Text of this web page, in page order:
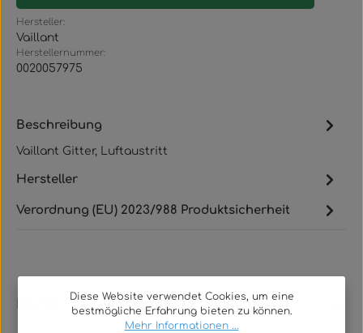
Hersteller:
Vaillant
Herstellernummer:
0020057975
Beschreibung
Vaillant Gitter, Luftaustritt
Hersteller
Verordnung (EU) 2023/988 Produktsicherheit
Rechtliches
Diese Website verwendet Cookies, um eine
bestmögliche Erfahrung bieten zu können.
Mehr Informationen ...